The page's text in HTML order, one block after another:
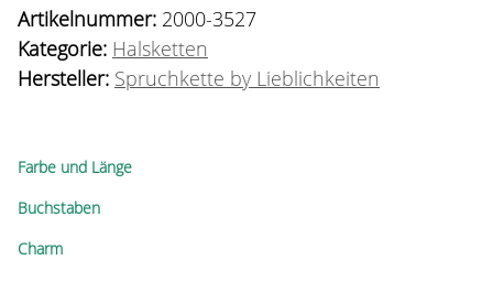
Artikelnummer: 2000-3527
Kategorie: Halsketten
Hersteller: Spruchkette by Lieblichkeiten
Farbe und Länge
Buchstaben
Charm